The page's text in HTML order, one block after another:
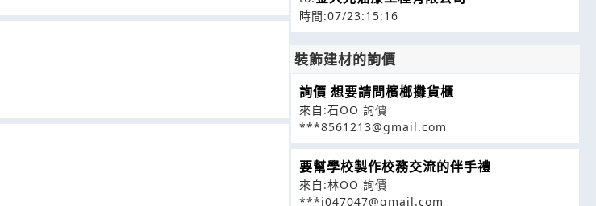
時間:07/23:15:16
裝飾建材的詢價
詢價 想要請問檳榔攤貨櫃
來自:石OO 詢價
***8561213@gmail.com
要幫學校製作校務交流的伴手禮
來自:林OO 詢價
***i047047@gmail.com